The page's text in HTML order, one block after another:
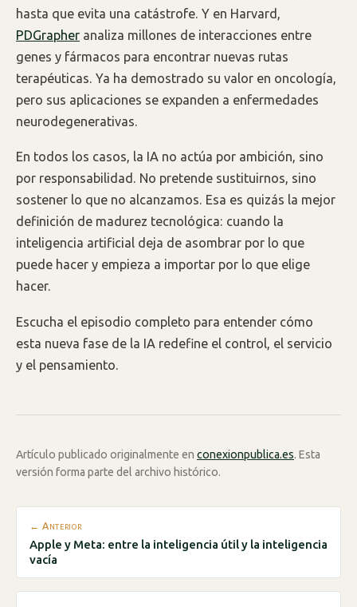
hasta que evita una catástrofe. Y en Harvard,
PDGrapher analiza millones de interacciones entre
genes y fármacos para encontrar nuevas rutas
terapéuticas. Ya ha demostrado su valor en oncología,
pero sus aplicaciones se expanden a enfermedades
neurodegenerativas.
En todos los casos, la IA no actúa por ambición, sino
por responsabilidad. No pretende sustituirnos, sino
sostener lo que no alcanzamos. Esa es quizás la mejor
definición de madurez tecnológica: cuando la
inteligencia artificial deja de asombrar por lo que
puede hacer y empieza a importar por lo que elige
hacer.
Escucha el episodio completo para entender cómo
esta nueva fase de la IA redefine el control, el servicio
y el pensamiento.
Artículo publicado originalmente en conexionpublica.es. Esta
versión forma parte del archivo histórico.
← Anterior
Apple y Meta: entre la inteligencia útil y la inteligencia
vacía